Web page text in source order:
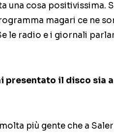
una cosa positivissima.
magari ce ne
le radio e i giornali
presentato il disco sia
più gente che a